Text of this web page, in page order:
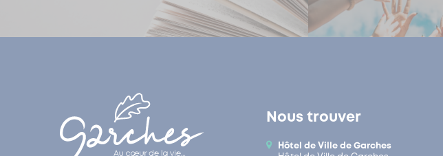
Nous trouver
Hôtel de Ville de Garches